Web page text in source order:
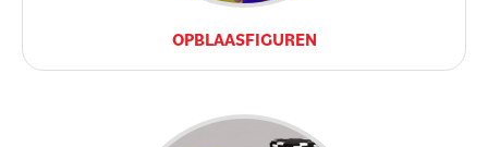
OPBLAASFIGUREN